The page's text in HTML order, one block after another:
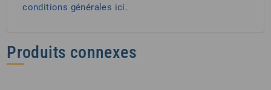
conditions générales ici.
Produits connexes